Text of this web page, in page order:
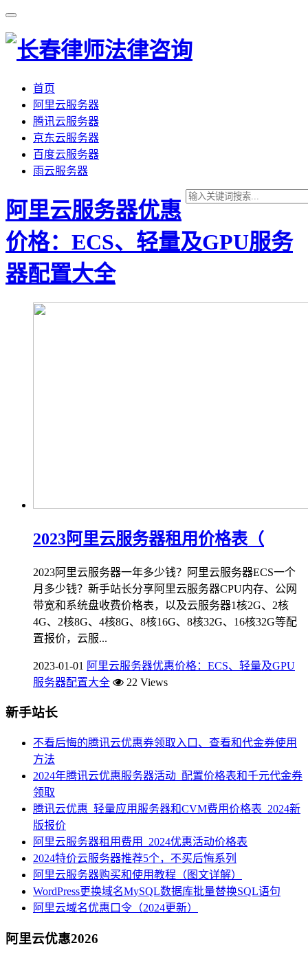
首页
阿里云服务器
腾讯云服务器
京东云服务器
百度云服务器
雨云服务器
阿里云服务器优惠
价格：ECS、轻量及GPU服务
器配置大全
2023阿里云服务器租用价格表（
2023阿里云服务器一年多少钱？阿里云服务器ECS一个
月多少钱？新手站长分享阿里云服务器CPU内存、公网
带宽和系统盘收费价格表，以及云服务器1核2G、2核
4G、2核8G、4核8G、8核16G、8核32G、16核32G等配
置报价，云服...
2023-01-01 阿里云服务器优惠价格：ECS、轻量及GPU
服务器配置大全
22 Views
新手站长
不看后悔的腾讯云优惠券领取入口、查看和代金券使用
方法
2024年腾讯云优惠服务器活动_配置价格表和千元代金券
领取
腾讯云优惠_轻量应用服务器和CVM费用价格表_2024新
版报价
阿里云服务器租用费用_2024优惠活动价格表
2024特价云服务器推荐5个，不买后悔系列
阿里云服务器购买和使用教程（图文详解）
WordPress更换域名MySQL数据库批量替换SQL语句
阿里云域名优惠口令（2024更新）
阿里云优惠2026